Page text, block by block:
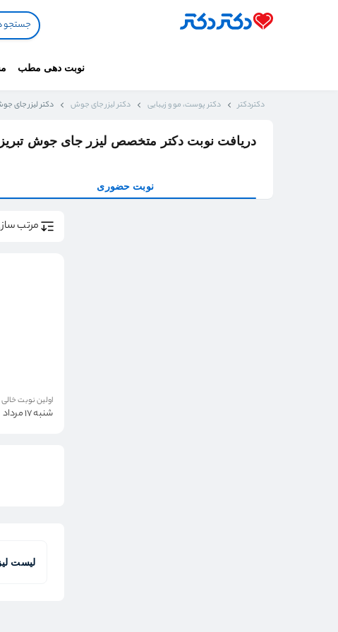
نوبت دهی مطب
دکتردکتر دکتر پوست، مو و زیبایی دکتر لیزر جای جوش دکتر لیزر جای
دریافت نوبت دکتر متخصص لیزر جای جوش تبریز
نوبت حضوری
مرتب
اولین نوبت خالی
شنبه 17 مرداد
لیست